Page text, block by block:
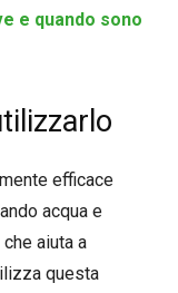
e quando sono
efficace
acqua e
aiuta a
questa